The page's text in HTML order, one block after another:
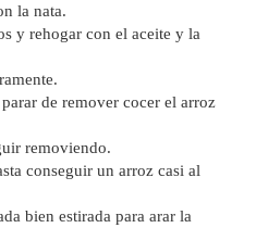
la nata.
y rehogar con el aceite y la
de remover cocer el arroz
removiendo.
conseguir un arroz casi al
bien estirada para arar la